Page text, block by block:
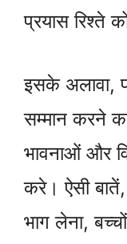
प्रयास रिश्ते
इसके अलावा,
सम्मान करने
भावनाओं और
करे। ऐसी बातें,
भाग लेना,